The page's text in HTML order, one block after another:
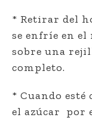
* Retirar del
se enfríe en el
sobre una
completo.
* Cuando
el azúcar por